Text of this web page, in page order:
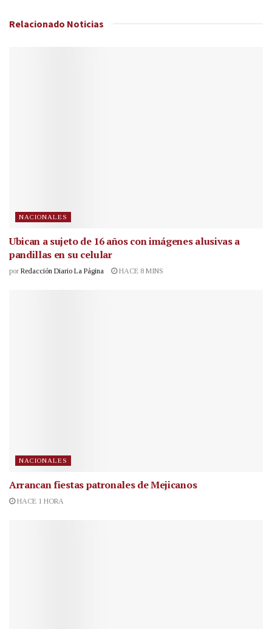
Relacionado Noticias
NACIONALES
Ubican a sujeto de 16 años con imágenes alusivas a
pandillas en su celular
por Redacción Diario La Página HACE 8 MINS
NACIONALES
Arrancan fiestas patronales de Mejicanos
HACE 1 HORA